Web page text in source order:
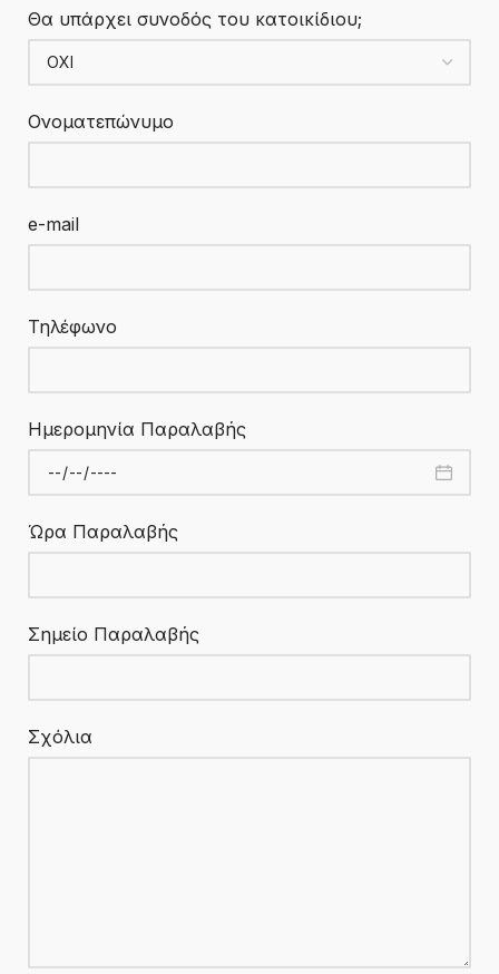
Θα υπάρχει συνοδός του κατοικίδιου;
Ονοματεπώνυμο
e-mail
Τηλέφωνο
Ημερομηνία Παραλαβής
Ώρα Παραλαβής
Σημείο Παραλαβής
Σχόλια